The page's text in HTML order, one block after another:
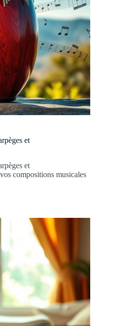
et
et
compositions musicales